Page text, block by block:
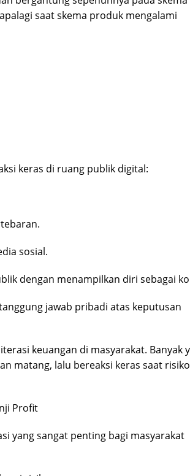
saat skema produk mengalami
keras di ruang publik digital:
sosial.
dengan menampilkan diri sebagai
jawab pribadi atas keputusan
keuangan di masyarakat. Banyak
matang, lalu bereaksi keras saat risiko
Profit
yang sangat penting bagi masyarakat